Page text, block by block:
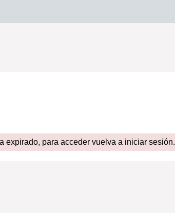
expirado, para acceder vuelva a iniciar sesión.